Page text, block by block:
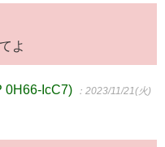
よ
0H66-IcC7) ：2023/11/21(火)